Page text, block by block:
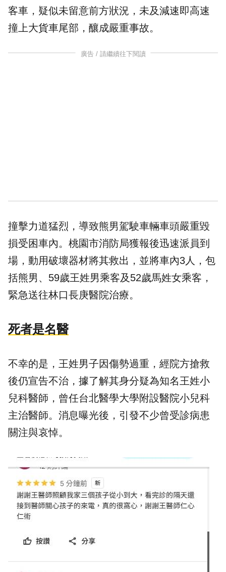
客車，疑似未留意前方狀況，未及減速即高速
撞上大貨車尾部，釀成嚴重事故。
廣告 / 請繼續往下閱讀
撞擊力道猛烈，導致熊男駕駛車輛車頭嚴重毀
損受困車內。桃園市消防局獲報後迅速派員到
場，動用破壞器材將其救出，並將車內3人，包
括熊男、59歲王姓男乘客及52歲馬姓女乘客，
緊急送往林口長庚醫院治療。
死者是名醫
不幸的是，王姓男子因傷勢過重，經院方搶救
後仍宣告不治，據了解其身分疑為知名王姓小
兒科醫師 ，曾任台北醫學大學附設醫院小兒科
主治醫師。消息曝光後，引發不少曾受診病患
關注與哀悼。